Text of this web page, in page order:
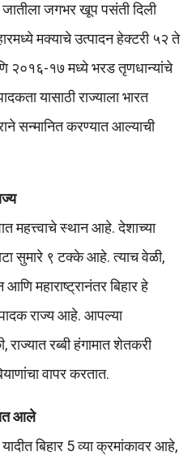
जगभर खूप पसंती दिली
मक्याचे उत्पादन हेक्टरी ५२ ते
१७ मध्ये भरड तृणधान्यांचे
यासाठी राज्याला भारत
सन्मानित करण्यात आल्याची
महत्त्वाचे स्थान आहे. देशाच्या
सुमारे ९ टक्के आहे. त्याच वेळी,
महाराष्ट्रानंतर बिहार हे
राज्य आहे. आपल्या
रब्बी हंगामात शेतकरी
वापर करतात.
आले
बिहार 5 व्या क्रमांकावर आहे,